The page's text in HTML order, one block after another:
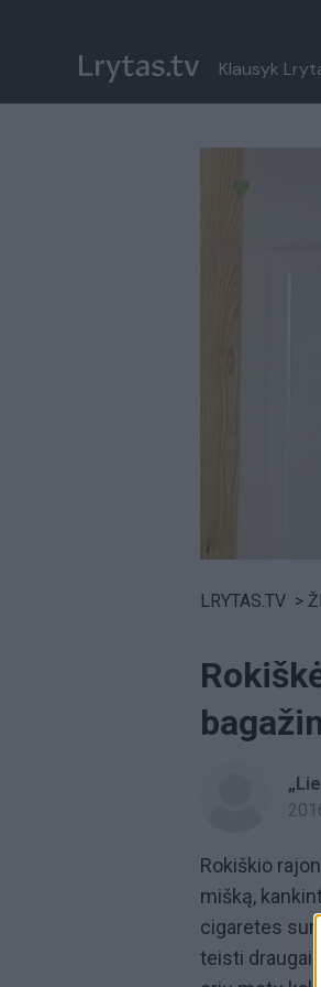
Klausyk
LRYTAS.TV >
Rokiškio
mišką,
cigaretes
teisti draugai